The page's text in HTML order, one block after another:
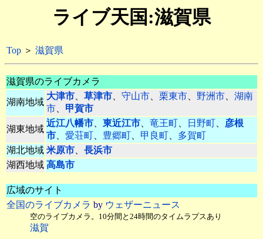
ライブ天国:滋賀県
Top ＞ 滋賀県
滋賀県のライブカメラ
湖南地域
大津市、 草津市、 守山市、 栗東市、 野洲市、 湖南
市、 甲賀市
湖東地域
近江八幡市、 東近江市、 竜王町、 日野町、 彦根
市、 愛荘町、 豊郷町、 甲良町、 多賀町
湖北地域 米原市、 長浜市
湖西地域 高島市
広域のサイト
全国のライブカメラ by ウェザーニュース
空のライブカメラ。10分間と24時間のタイムラプスあり
滋賀